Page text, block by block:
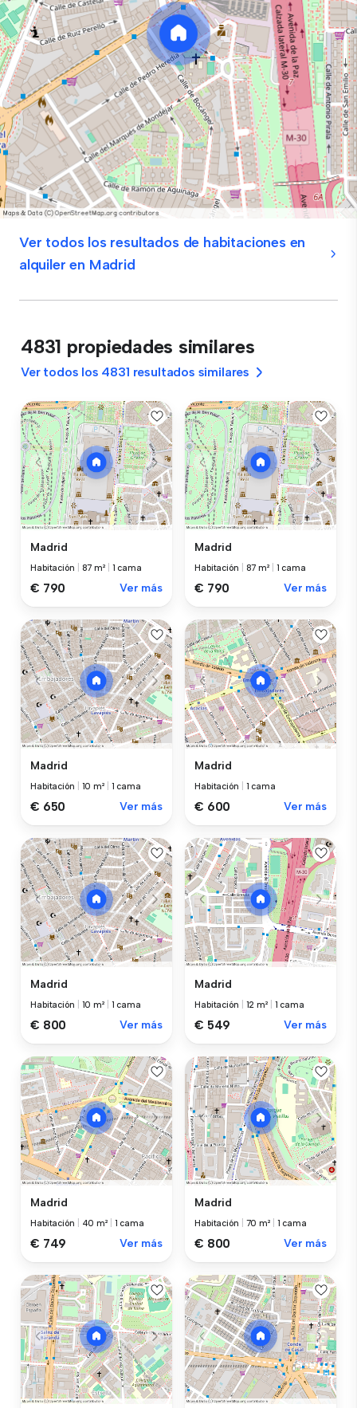
Ver todos los resultados de habitaciones en
alquiler en Madrid
4831 propiedades similares
Ver todos los 4831 resultados similares
Madrid
Habitación 87 m² 1 cama
€ 790 Ver más
Madrid
Habitación 87 m² 1 cama
€ 790 Ver más
Madrid
Habitación 10 m² 1 cama
€ 650 Ver más
Madrid
Habitación 1 cama
€ 600 Ver más
Madrid
Habitación 10 m² 1 cama
€ 800 Ver más
Madrid
Habitación 12 m² 1 cama
€ 549 Ver más
Madrid
Habitación 40 m² 1 cama
€ 749 Ver más
Madrid
Habitación 70 m² 1 cama
€ 800 Ver más